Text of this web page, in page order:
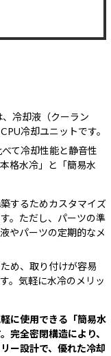
冷却液（クーラン
冷却ユニットです。
て冷却性能と静音性
格水冷」と「簡易水
するためカスタマイズ
。ただし、パーツの準
やパーツの定期的なメ
め、取り付けが容易
。気軽に水冷のメリッ
に使用できる「簡易水
完全密閉構造により、
ー設計で、優れた冷却